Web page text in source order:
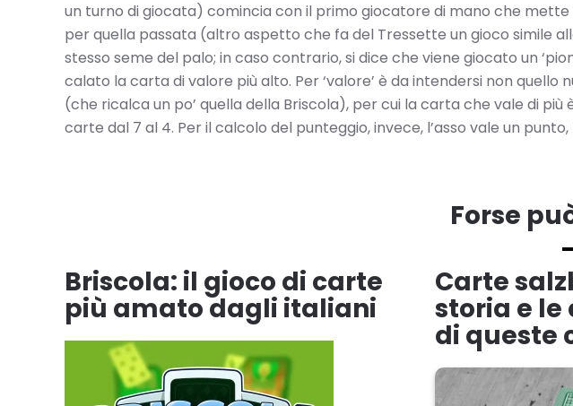
un turno di giocata) comincia con il primo giocatore di mano che
per quella passata (altro aspetto che fa del Tressette un gioco simile
stesso seme del palo; in caso contrario, si dice che viene giocato un
calato la carta di valore più alto. Per ‘valore’ è da intendersi non
(che ricalca un po’ quella della Briscola), per cui la carta che vale di più
carte dal 7 al 4. Per il calcolo del punteggio, invece, l’asso vale un
Forse
Briscola: il gioco di carte
più amato dagli italiani
Carte
storia e
di queste